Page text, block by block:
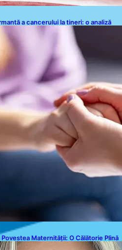
a cancerului la tineri: o analiză
globale
Povestea Maternității: O Călătorie Plină
Provocări